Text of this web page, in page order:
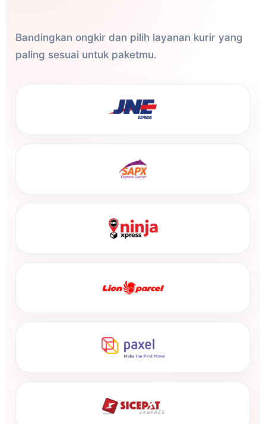
Bandingkan ongkir dan pilih layanan kurir yang
paling sesuai untuk paketmu.